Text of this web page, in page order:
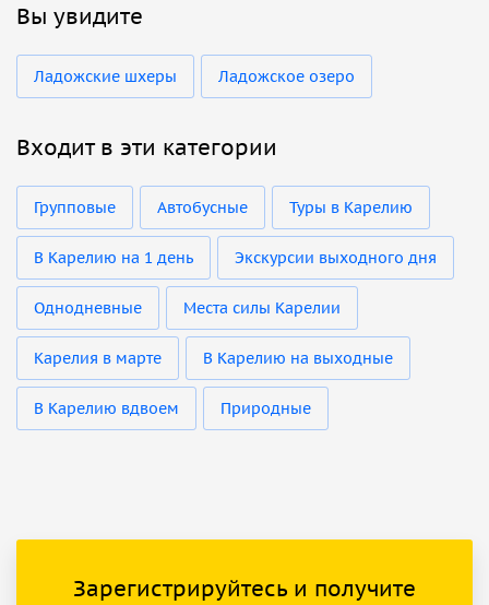
Вы увидите
Ладожские шхеры Ладожское озеро
Входит в эти категории
Групповые Автобусные Туры в Карелию
В Карелию на 1 день Экскурсии выходного дня
Однодневные Места силы Карелии
Карелия в марте В Карелию на выходные
В Карелию вдвоем Природные
Зарегистрируйтесь и получите